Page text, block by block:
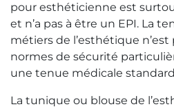
pour esthéticienne est
et n’a pas à être un EPI. La
métiers de l’esthétique n’est
normes de sécurité
une tenue médicale
La tunique ou blouse de